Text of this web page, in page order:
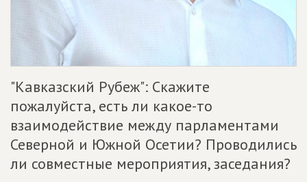
"Кавказский Рубеж": Скажите
пожалуйста, есть ли какое-то
взаимодействие между парламентами
Северной и Южной Осетии? Проводились
ли совместные мероприятия, заседания?